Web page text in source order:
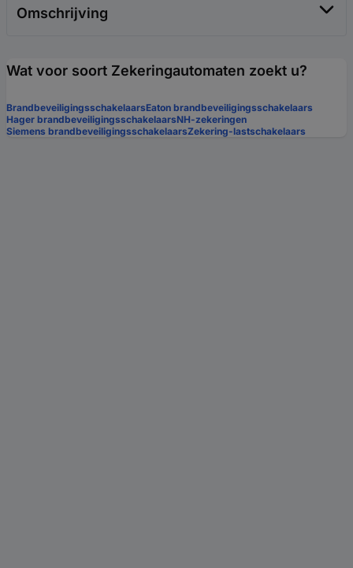
Omschrijving
Wat voor soort Zekeringautomaten zoekt u?
BrandbeveiligingsschakelaarsEaton brandbeveiligingsschakelaars
Hager brandbeveiligingsschakelaarsNH-zekeringen
Siemens brandbeveiligingsschakelaarsZekering-lastschakelaars